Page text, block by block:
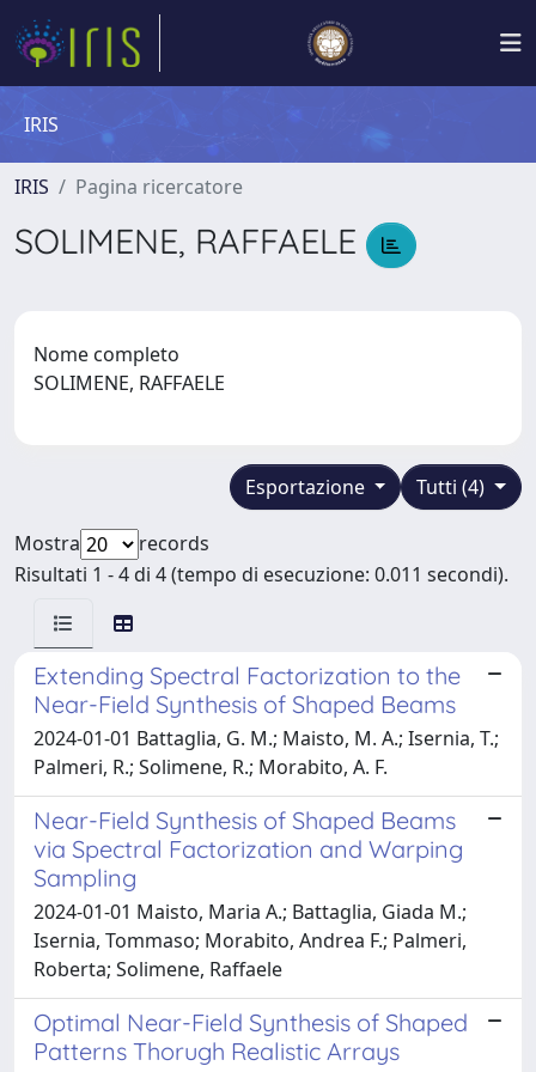
IRIS
IRIS Pagina ricercatore
SOLIMENE, RAFFAELE
Nome completo
SOLIMENE, RAFFAELE
Tutti (4)
Esportazione
Mostra
records
Risultati 1 - 4 di 4 (tempo di esecuzione: 0.011 secondi).
Extending Spectral Factorization to the
Near-Field Synthesis of Shaped Beams
2024-01-01 Battaglia, G. M.; Maisto, M. A.; Isernia, T.;
Palmeri, R.; Solimene, R.; Morabito, A. F.
Near-Field Synthesis of Shaped Beams
via Spectral Factorization and Warping
Sampling
2024-01-01 Maisto, Maria A.; Battaglia, Giada M.;
Isernia, Tommaso; Morabito, Andrea F.; Palmeri,
Roberta; Solimene, Raffaele
Optimal Near-Field Synthesis of Shaped
Patterns Thorugh Realistic Arrays